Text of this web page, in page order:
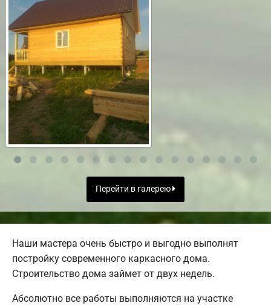
Перейти в галерею
Наши мастера очень быстро и выгодно выполнят
постройку современного каркасного дома.
Строительство дома займет от двух недель.
Абсолютно все работы выполняются на участке